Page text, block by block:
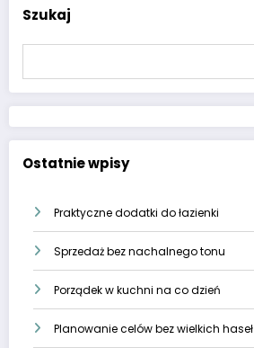
Szukaj
Ostatnie wpisy
Praktyczne dodatki do łazienki
Sprzedaż bez nachalnego tonu
Porządek w kuchni na co dzień
Planowanie celów bez wielkich haseł